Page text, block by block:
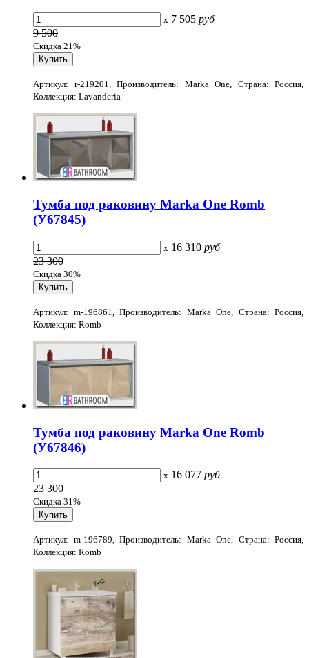
x 7 505 руб
9 500
Скидка 21%
Артикул: r-219201, Производитель: Marka One, Страна: Россия,
Коллекция: Lavanderia
Тумба под раковину Marka One Romb
(У67845)
x 16 310 руб
23 300
Скидка 30%
Артикул: m-196861, Производитель: Marka One, Страна: Россия,
Коллекция: Romb
Тумба под раковину Marka One Romb
(У67846)
x 16 077 руб
23 300
Скидка 31%
Артикул: m-196789, Производитель: Marka One, Страна: Россия,
Коллекция: Romb